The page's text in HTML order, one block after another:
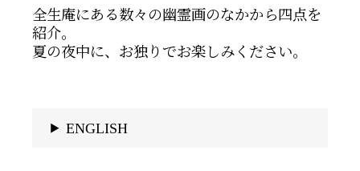
全生庵にある数々の幽霊画のなかから四点を
紹介。
夏の夜中に、お独りでお楽しみください。
ENGLISH